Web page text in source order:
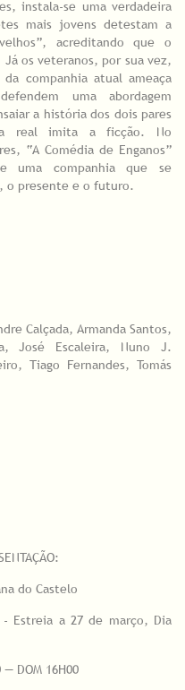
instala-se uma verdadeira
mais jovens detestam a
acreditando que o
os veteranos, por sua vez,
companhia atual ameaça
uma abordagem
a história dos dois pares
real imita a ficção. No
“A Comédia de Enganos”
uma companhia que se
o presente e o futuro.
Calçada, Armanda Santos,
José Escaleira, Nuno J.
Tiago Fernandes, Tomás
do Castelo
Estreia a 27 de março, Dia
— DOM 16H00